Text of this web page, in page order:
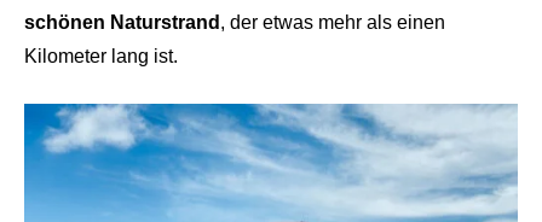
schönen Naturstrand , der etwas mehr als einen
Kilometer lang ist.